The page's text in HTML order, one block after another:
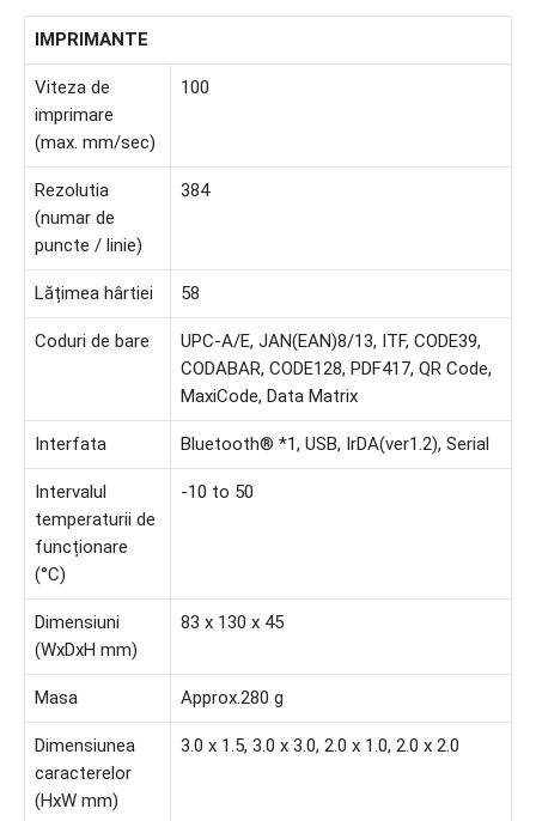
IMPRIMANTE
Viteza de
imprimare
(max. mm/sec)
100
Rezolutia
(numar de
puncte / linie)
384
Lățimea hârtiei 58
Coduri de bare
UPC-A/E, JAN(EAN)8/13, ITF, CODE39,
CODABAR, CODE128, PDF417, QR Code,
MaxiCode, Data Matrix
Interfata Bluetooth® *1, USB, IrDA(ver1.2), Serial
Intervalul
temperaturii de
funcționare
(°C)
-10 to 50
Dimensiuni
(WxDxH mm)
83 x 130 x 45
Masa Approx.280 g
Dimensiunea
caracterelor
(HxW mm)
3.0 x 1.5, 3.0 x 3.0, 2.0 x 1.0, 2.0 x 2.0